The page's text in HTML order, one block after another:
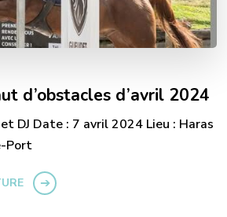
d’obstacles d’avril 2024
DJ Date : 7 avril 2024 Lieu : Haras
Port